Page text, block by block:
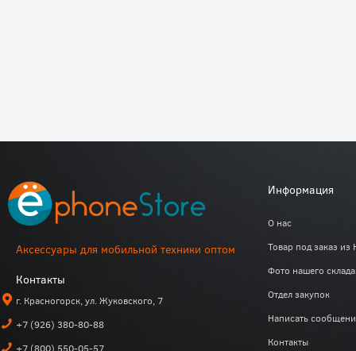
Аксессуары для мобильной техники оптом
Контакты
г. Красногорск, ул. Жуковского, 7
+7 (926) 380-80-88
+7 (800) 550-05-57
Информация
О нас
Товар под заказ из
Фото нашего склада
Отдел закупок
Написать
Контакты